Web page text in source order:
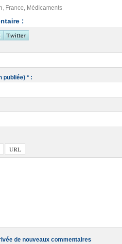
, France, Médicaments
:
publiée) * :
de nouveaux commentaires